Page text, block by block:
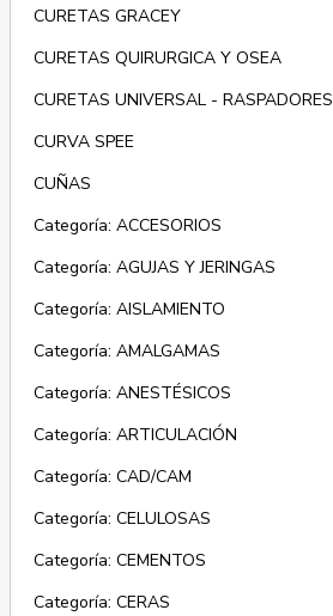
CURETAS GRACEY
CURETAS QUIRURGICA Y OSEA
CURETAS UNIVERSAL - RASPADORES
CURVA SPEE
CUÑAS
Categoría: ACCESORIOS
Categoría: AGUJAS Y JERINGAS
Categoría: AISLAMIENTO
Categoría: AMALGAMAS
Categoría: ANESTÉSICOS
Categoría: ARTICULACIÓN
Categoría: CAD/CAM
Categoría: CELULOSAS
Categoría: CEMENTOS
Categoría: CERAS